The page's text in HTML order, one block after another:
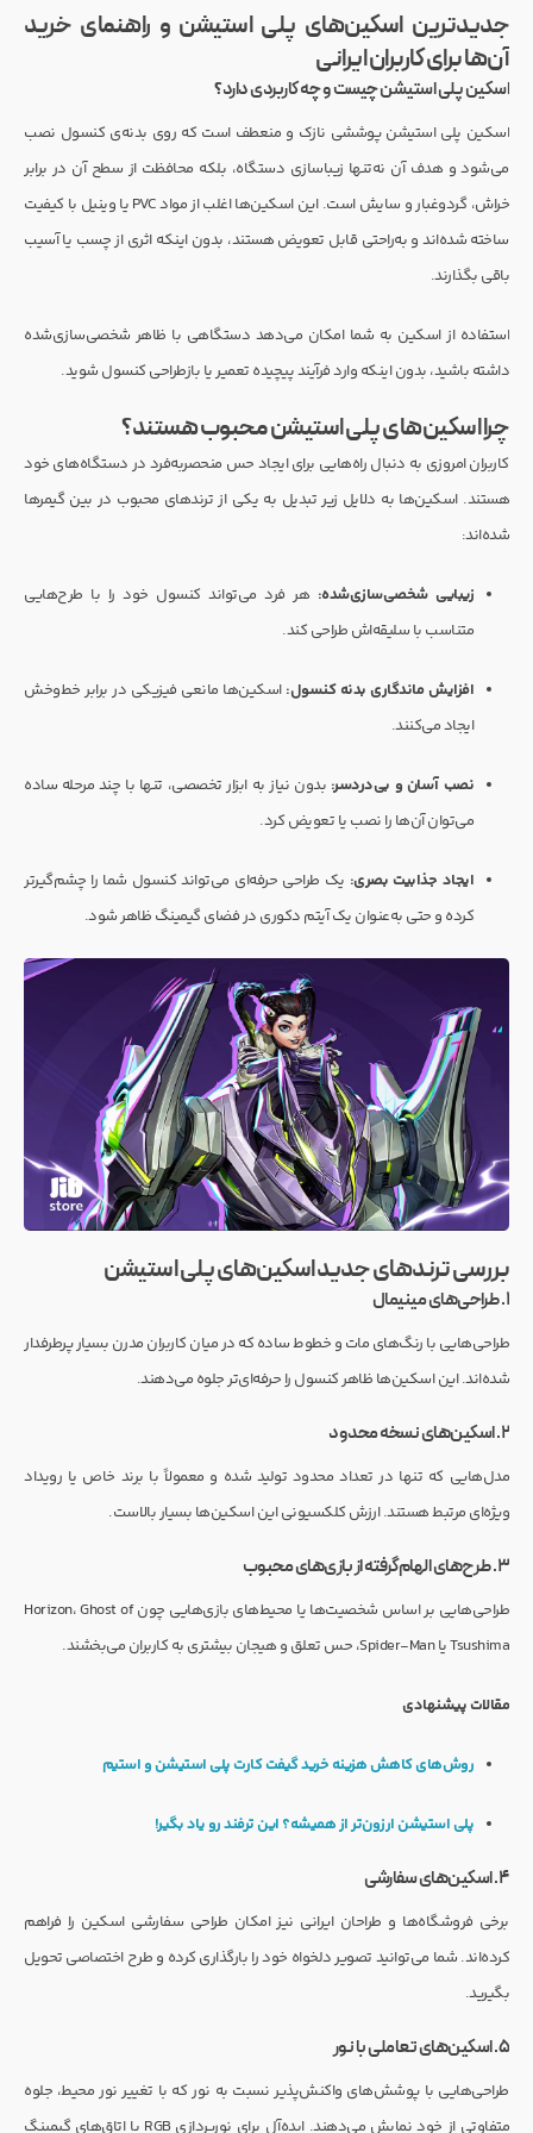
جدیدترین اسکین‌های پلی استیشن و راهنمای خرید
آن‌ها برای کاربران ایرانی
اسکین پلی استیشن چیست و چه کاربردی دارد؟
اسکین پلی استیشن پوششی نازک و منعطف است که روی بدنه‌ی کنسول نصب
می‌شود و هدف آن نه‌تنها زیباسازی دستگاه، بلکه محافظت از سطح آن در برابر
خراش، گردوغبار و سایش است. این اسکین‌ها اغلب از مواد PVC یا وینیل با کیفیت
ساخته شده‌اند و به‌راحتی قابل تعویض هستند، بدون اینکه اثری از چسب یا آسیب
باقی بگذارند.
استفاده از اسکین به شما امکان می‌دهد دستگاهی با ظاهر شخصی‌سازی‌شده
داشته باشید، بدون اینکه وارد فرآیند پیچیده تعمیر یا بازطراحی کنسول شوید.
چرا اسکین‌های پلی استیشن محبوب هستند؟
کاربران امروزی به دنبال راه‌هایی برای ایجاد حس منحصربه‌فرد در دستگاه‌های خود
هستند. اسکین‌ها به دلایل زیر تبدیل به یکی از ترندهای محبوب در بین گیمرها
شده‌اند:
زیبایی شخصی‌سازی‌شده: هر فرد می‌تواند کنسول خود را با طرح‌هایی
متناسب با سلیقه‌اش طراحی کند.
افزایش ماندگاری بدنه کنسول: اسکین‌ها مانعی فیزیکی در برابر خط‌و‌خش
ایجاد می‌کنند.
نصب آسان و بی‌دردسر: بدون نیاز به ابزار تخصصی، تنها با چند مرحله ساده
می‌توان آن‌ها را نصب یا تعویض کرد.
ایجاد جذابیت بصری: یک طراحی حرفه‌ای می‌تواند کنسول شما را چشم‌گیرتر
کرده و حتی به‌عنوان یک آیتم دکوری در فضای گیمینگ ظاهر شود.
بررسی ترندهای جدید اسکین‌های پلی استیشن
۱. طراحی‌های مینیمال
طراحی‌هایی با رنگ‌های مات و خطوط ساده که در میان کاربران مدرن بسیار پرطرفدار
شده‌اند. این اسکین‌ها ظاهر کنسول را حرفه‌ای‌تر جلوه می‌دهند.
۲. اسکین‌های نسخه محدود
مدل‌هایی که تنها در تعداد محدود تولید شده و معمولاً با برند خاص یا رویداد
ویژه‌ای مرتبط هستند. ارزش کلکسیونی این اسکین‌ها بسیار بالاست.
۳. طرح‌های الهام‌گرفته از بازی‌های محبوب
طراحی‌هایی بر اساس شخصیت‌ها یا محیط‌های بازی‌هایی چون Horizon، Ghost of
Tsushima یا Spider-Man، حس تعلق و هیجان بیشتری به کاربران می‌بخشند.
مقالات پیشنهادی
روش‌های کاهش هزینه خرید گیفت کارت پلی استیشن و استیم
پلی استیشن ارزون‌تر از همیشه؟ این ترفند رو یاد بگیر!
۴. اسکین‌های سفارشی
برخی فروشگاه‌ها و طراحان ایرانی نیز امکان طراحی سفارشی اسکین را فراهم
کرده‌اند. شما می‌توانید تصویر دلخواه خود را بارگذاری کرده و طرح اختصاصی تحویل
بگیرید.
۵. اسکین‌های تعاملی با نور
طراحی‌هایی با پوشش‌های واکنش‌پذیر نسبت به نور که با تغییر نور محیط، جلوه
متفاوتی از خود نمایش می‌دهند. ایده‌آل برای نورپردازی RGB یا اتاق‌های گیمینگ